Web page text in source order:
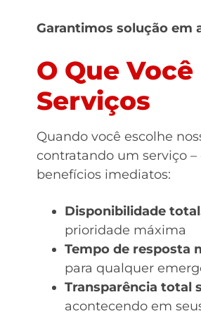
Garantimos solução em
O Que
Serviços
Quando você escolhe
contratando um serviço
benefícios imediatos:
Disponibilidade
prioridade máxima
Tempo de resposta
para qualquer
Transparência total
acontecendo em